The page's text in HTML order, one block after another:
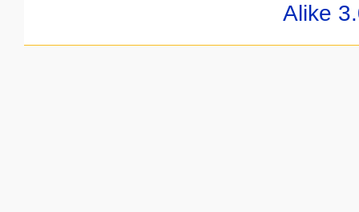
Alike